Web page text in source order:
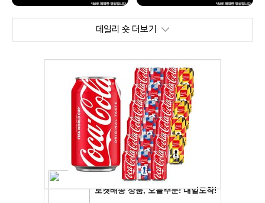
데일리 숏 더보기